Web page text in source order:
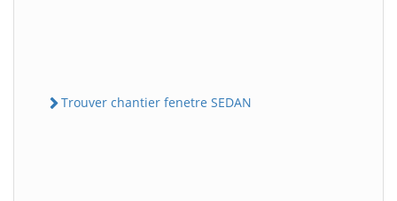
Trouver chantier fenetre SEDAN